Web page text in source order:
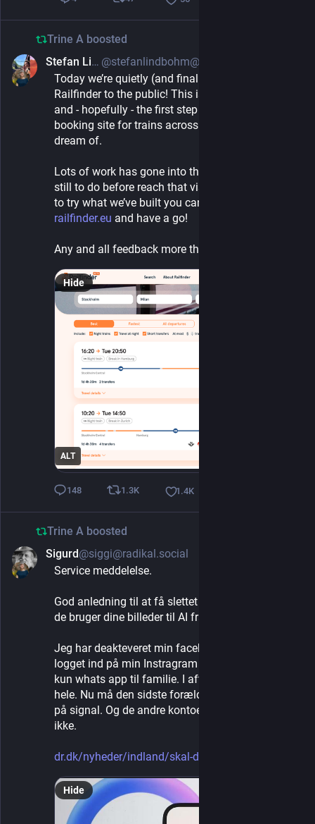
Trine A boosted
Stefan Lindbohm
Today we’re quietly (and finally!) opening up
Railfinder to the public! This is our beta version
and - hopefully - the first step towards that one
booking site for trains across Europe that we all
dream of.
Lots of work has gone into this and equally lots
still to do before reach that vision, but if you’d like
to try what we’ve built you can now just go to
railfinder.eu and have a go!
Any and all feedback more than welcome 🙏
ALT
Hide
148 1.3K 1.4K
Trine A boosted
Sigurd@siggi@radikal.social
Service meddelelse.
God anledning til at få slettet alt Meta i dag.! Før
de bruger dine billeder til AI fra i morgen.
Jeg har deakteveret min facebook i 2022. ikke
logget ind på min Instragram i årevis og bruger
kun whats app til familie. I aften sletter jeg det
hele. Nu må den sidste forældre komme med over
på signal. Og de andre kontoer bruger jeg alligevel
ikke.
dr.dk/nyheder/indland/skal-din
Hide